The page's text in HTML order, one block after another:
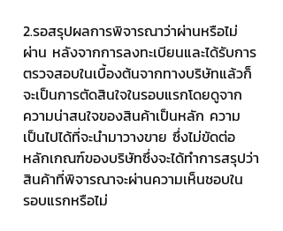
2.รอสรุปผลการพิจารณาว่าผ่านหรือไม่
ผ่าน หลังจากการลงทะเบียนและได้รับการ
ตรวจสอบในเบื้องต้นจากทางบริษัทแล้วก็
จะเป็นการตัดสินใจในรอบแรกโดยดูจาก
ความน่าสนใจของสินค้าเป็นหลัก ความ
เป็นไปได้ที่จะนำมาวางขาย ซึ่งไม่ขัดต่อ
หลักเกณฑ์ของบริษัทซึ่งจะได้ทำการสรุปว่า
สินค้าที่พิจารณาจะผ่านความเห็นชอบใน
รอบแรกหรือไม่